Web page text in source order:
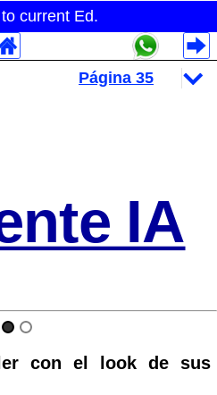
current Ed.
IA
con el look de sus